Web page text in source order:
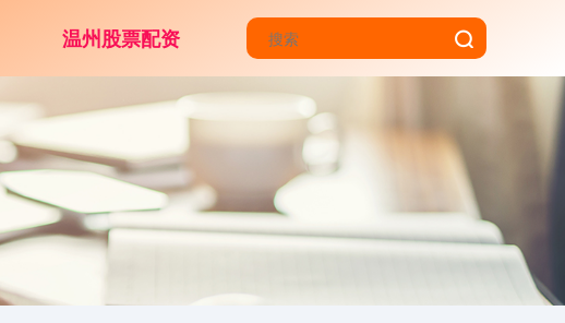
温州股票配资